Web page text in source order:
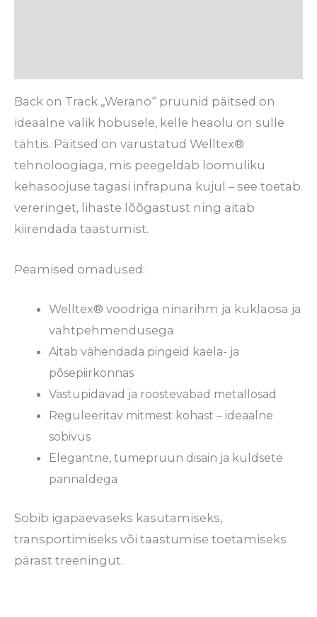
Back on Track „Werano“ pruunid päitsed on
ideaalne valik hobusele, kelle heaolu on sulle
tähtis. Päitsed on varustatud Welltex®
tehnoloogiaga, mis peegeldab loomuliku
kehasoojuse tagasi infrapuna kujul – see toetab
vereringet, lihaste lõõgastust ning aitab
kiirendada taastumist.
Peamised omadused:
Welltex® voodriga ninarihm ja kuklaosa ja
vahtpehmendusega
Aitab vähendada pingeid kaela- ja
põsepiirkonnas
Vastupidavad ja roostevabad metallosad
Reguleeritav mitmest kohast – ideaalne
sobivus
Elegantne, tumepruun disain ja kuldsete
pannaldega
Sobib igapäevaseks kasutamiseks,
transportimiseks või taastumise toetamiseks
pärast treeningut.